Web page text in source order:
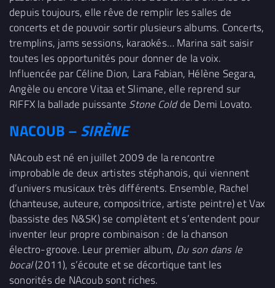
depuis toujours, elle rêve de remplir les salles de
concerts et de pouvoir sortir plusieurs albums. Concerts,
tremplins, jams sessions, karaokés… Marina sait saisir
toutes les opportunités pour donner de la voix.
Influencée par Céline Dion, Lara Fabian, Hélène Segara,
Angèle ou encore Vitaa et Slimane, elle reprend sur
RIFFX la ballade puissante Stone Coldde Demi Lovato.
NACOUB –SIRÈNE
NAcoub est né en juillet 2009 de la rencontre
improbable de deux artistes stéphanois, qui viennent
d’univers musicaux très différents. Ensemble, Rachel
(chanteuse, auteure, compositrice, artiste peintre) et Vax
(bassiste des N&SK) se complètent et s’entendent pour
inventer leur propre combinaison : de la chanson
électro-groove. Leur premier album, Du son dans le
bocal(2011), s’écoute et se décortique tant les
sonorités de NAcoub sont riches.